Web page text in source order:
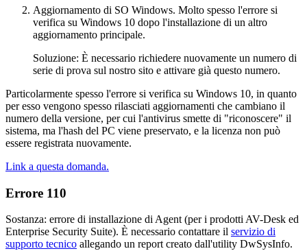
Aggiornamento di SO Windows. Molto spesso l'errore si
verifica su Windows 10 dopo l'installazione di un altro
aggiornamento principale.
Soluzione: È necessario richiedere nuovamente un numero di
serie di prova sul nostro sito e attivare già questo numero.
Particolarmente spesso l'errore si verifica su Windows 10, in quanto
per esso vengono spesso rilasciati aggiornamenti che cambiano il
numero della versione, per cui l'antivirus smette di "riconoscere" il
sistema, ma l'hash del PC viene preservato, e la licenza non può
essere registrata nuovamente.
Link a questa domanda.
Errore 110
Sostanza: errore di installazione di Agent (per i prodotti AV-Desk ed
Enterprise Security Suite). È necessario contattare il servizio di
supporto tecnico allegando un report creato dall'utility DwSysInfo.